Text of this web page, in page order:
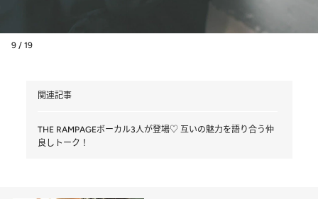
9 / 19
関連記事
THE RAMPAGEボーカル3人が登場♡ 互いの魅力を語り合う仲
良しトーク！